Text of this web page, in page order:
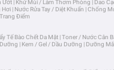
Ướt | Khử Mùi / Làm Thơm Phòng | Dao
Hơi | Nước Rửa Tay / Diệt Khuẩn |Chống
Điểm
Tế Bào Chết Da Mặt |Toner / Nước Cân
| Kem / Gel / Dầu Dưỡng | Dưỡng